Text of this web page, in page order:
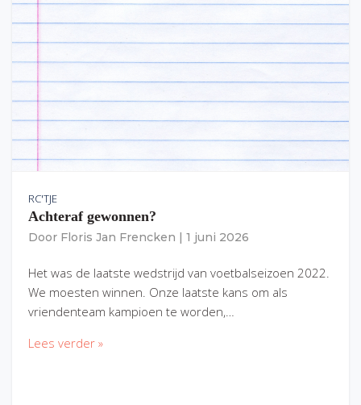
RC'TJE
Achteraf gewonnen?
Door Floris Jan Frencken 1 juni 2026
Het was de laatste wedstrijd van voetbalseizoen 2022.
We moesten winnen. Onze laatste kans om als
vriendenteam kampioen te worden,…
Lees verder »